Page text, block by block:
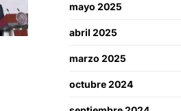
mayo 2025
abril 2025
marzo 2025
octubre 2024